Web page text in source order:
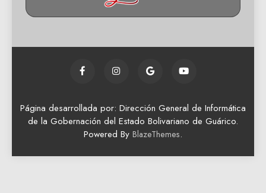
Página desarrollada por: Dirección General de Informática
de la Gobernación del Estado Bolivariano de Guárico.
Powered By BlazeThemes.